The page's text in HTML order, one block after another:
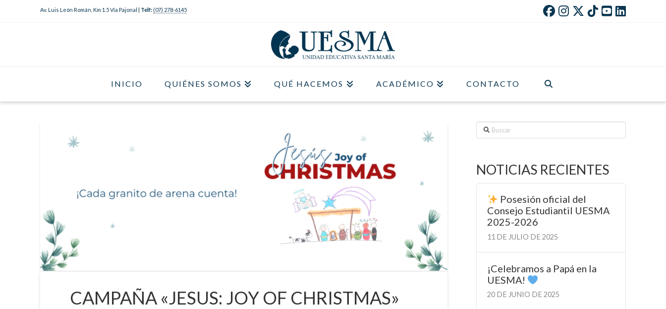
Av. Luis León Román, Km 1.5 Vía Pajonal | Telf: (07) 278-6145
INICIO QUIÉNES SOMOS QUÉ HACEMOS ACADÉMICO CONTACTO
CAMPAÑA «JESUS: JOY OF CHRISTMAS»
Buscar
NOTICIAS RECIENTES
Posesión oficial del
Consejo Estudiantil UESMA
2025-2026
11 DE JULIO DE 2025
¡Celebramos a Papá en la
UESMA!
20 DE JUNIO DE 2025